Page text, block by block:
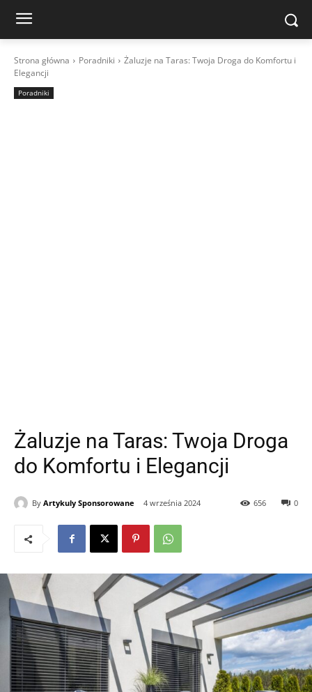
Strona główna Poradniki
Żaluzje na Taras: Twoja Droga do Komfortu i
Elegancji
Poradniki
Żaluzje na Taras: Twoja Droga
do Komfortu i Elegancji
By Artykuly Sponsorowane 4 września 2024 0
656